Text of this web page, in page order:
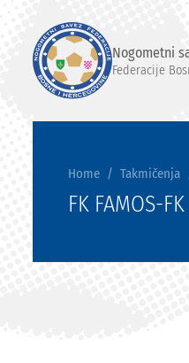
Nogometni
Federacije
Home Takmičenja
FK FAMOS-